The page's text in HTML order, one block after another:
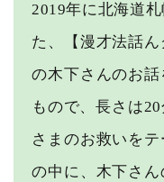
2019年に北海道
た、【漫才法話
の木下さんのお
もので、長さは
さまのお救いを
の中に、木下さ